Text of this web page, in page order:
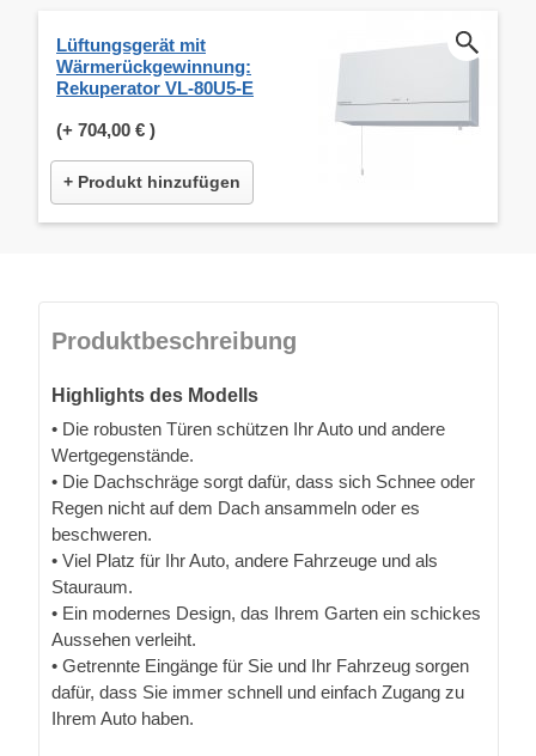
Lüftungsgerät mit
Wärmerückgewinnung:
Rekuperator VL-80U5-E
(+ 704,00 € )
+ Produkt hinzufügen
Produktbeschreibung
Highlights des Modells
• Die robusten Türen schützen Ihr Auto und andere
Wertgegenstände.
• Die Dachschräge sorgt dafür, dass sich Schnee oder
Regen nicht auf dem Dach ansammeln oder es
beschweren.
• Viel Platz für Ihr Auto, andere Fahrzeuge und als
Stauraum.
• Ein modernes Design, das Ihrem Garten ein schickes
Aussehen verleiht.
• Getrennte Eingänge für Sie und Ihr Fahrzeug sorgen
dafür, dass Sie immer schnell und einfach Zugang zu
Ihrem Auto haben.